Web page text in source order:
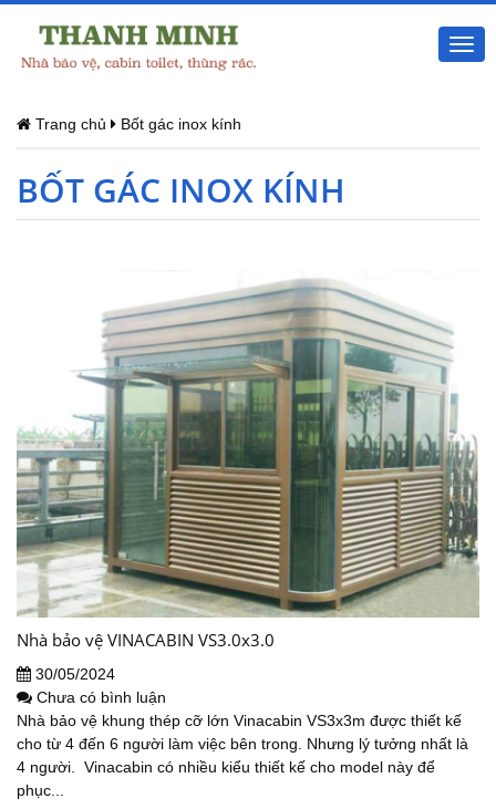
Trang chủ Bốt gác inox kính
BỐT GÁC INOX KÍNH
Nhà bảo vệ VINACABIN VS3.0x3.0
30/05/2024
Chưa có bình luận
Nhà bảo vệ khung thép cỡ lớn Vinacabin VS3x3m được thiết kế
cho từ 4 đến 6 người làm việc bên trong. Nhưng lý tưởng nhất là
4 người. Vinacabin có nhiều kiểu thiết kế cho model này để
phục...